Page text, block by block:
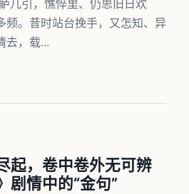
几引，憔悴里、仍思旧日欢
频。昔时站台挽手，又怎知、异
去，载...
起，卷中卷外无可辨
情中的“金句”